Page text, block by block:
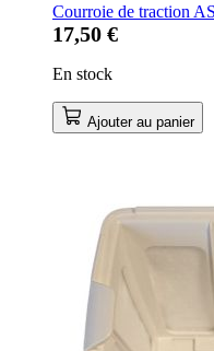
Courroie de traction
17,50 €
En stock
Ajouter au panier